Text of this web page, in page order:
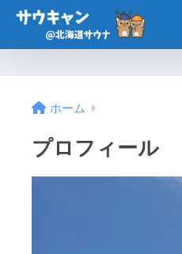
ホーム
プロフィール